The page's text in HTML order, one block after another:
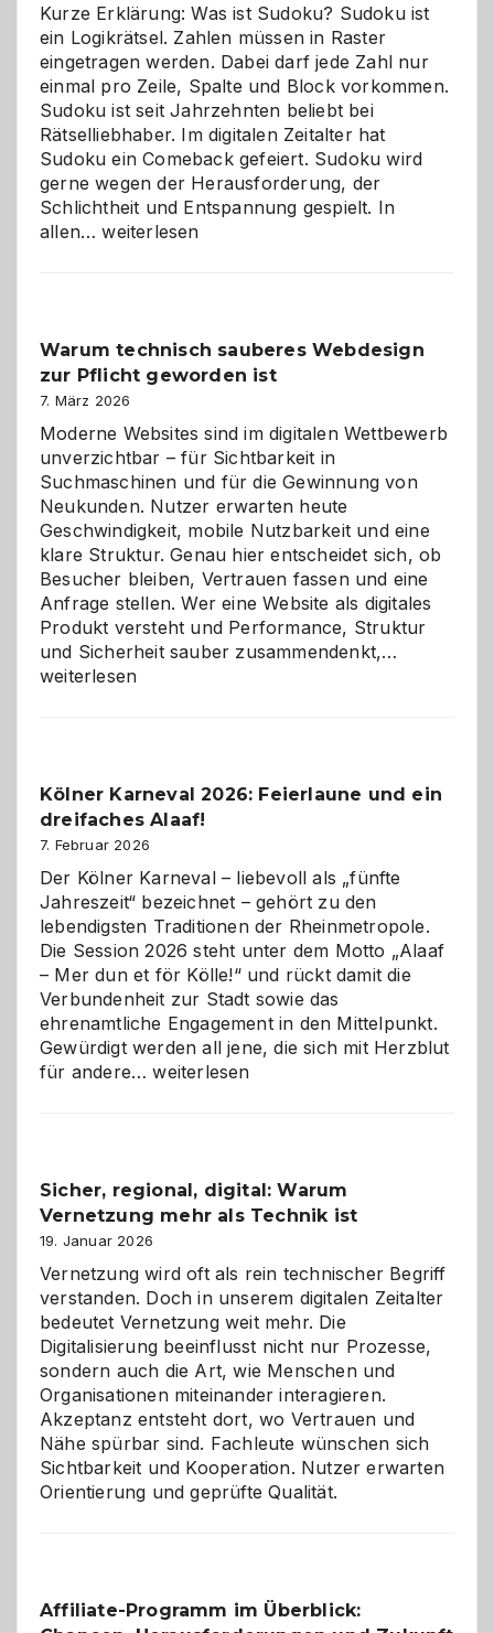
Kurze Erklärung: Was ist Sudoku? Sudoku ist
ein Logikrätsel. Zahlen müssen in Raster
eingetragen werden. Dabei darf jede Zahl nur
einmal pro Zeile, Spalte und Block vorkommen.
Sudoku ist seit Jahrzehnten beliebt bei
Rätselliebhaber. Im digitalen Zeitalter hat
Sudoku ein Comeback gefeiert. Sudoku wird
gerne wegen der Herausforderung, der
Schlichtheit und Entspannung gespielt. In
allen…Sudoku
den
Logikrätseln
weiterlesen
Warum technisch sauberes Webdesign
zur Pflicht geworden ist
7. März 2026
Moderne Websites sind im digitalen Wettbewerb
unverzichtbar – für Sichtbarkeit in
Suchmaschinen und für die Gewinnung von
Neukunden. Nutzer erwarten heute
Geschwindigkeit, mobile Nutzbarkeit und eine
klare Struktur. Genau hier entscheidet sich, ob
Besucher bleiben, Vertrauen fassen und eine
Anfrage stellen. Wer eine Website als digitales
Produkt versteht und Performance, Struktur
und Sicherheit sauber zusammendenkt,…
geworden
weiterlesen
Kölner Karneval 2026: Feierlaune und ein
dreifaches Alaaf!
7. Februar 2026
Der Kölner Karneval – liebevoll als „fünfte
Jahreszeit“ bezeichnet – gehört zu den
lebendigsten Traditionen der Rheinmetropole.
Die Session 2026 steht unter dem Motto „Alaaf
– Mer dun et för Kölle!“ und rückt damit die
Verbundenheit zur Stadt sowie das
ehrenamtliche Engagement in den Mittelpunkt.
Gewürdigt werden all jene, die sich mit Herzblut
für andere…Kölner
ein
dreifaches
Alaaf!
weiterlesen
Sicher, regional, digital: Warum
Vernetzung mehr als Technik ist
19. Januar 2026
Vernetzung wird oft als rein technischer Begriff
verstanden. Doch in unserem digitalen Zeitalter
bedeutet Vernetzung weit mehr. Die
Digitalisierung beeinflusst nicht nur Prozesse,
sondern auch die Art, wie Menschen und
Organisationen miteinander interagieren.
Akzeptanz entsteht dort, wo Vertrauen und
Nähe spürbar sind. Fachleute wünschen sich
Sichtbarkeit und Kooperation. Nutzer erwarten
Orientierung und geprüfte Qualität.
Affiliate-Programm im Überblick: